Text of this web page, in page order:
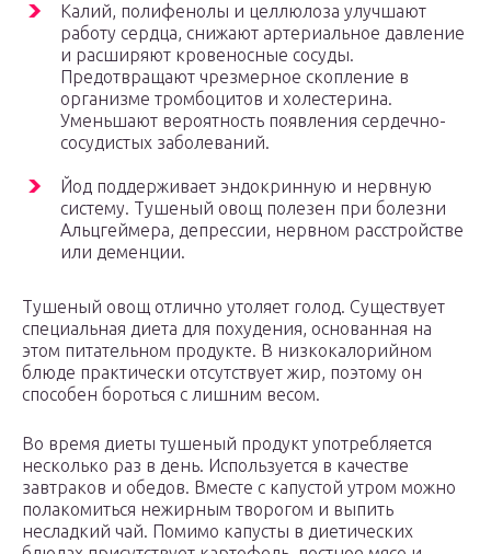
Калий, полифенолы и целлюлоза улучшают
работу сердца, снижают артериальное давление
и расширяют кровеносные сосуды.
Предотвращают чрезмерное скопление в
организме тромбоцитов и холестерина.
Уменьшают вероятность появления сердечно-
сосудистых заболеваний.
Йод поддерживает эндокринную и нервную
систему. Тушеный овощ полезен при болезни
Альцгеймера, депрессии, нервном расстройстве
или деменции.
Тушеный овощ отлично утоляет голод. Существует
специальная диета для похудения, основанная на
этом питательном продукте. В низкокалорийном
блюде практически отсутствует жир, поэтому он
способен бороться с лишним весом.
Во время диеты тушеный продукт употребляется
несколько раз в день. Используется в качестве
завтраков и обедов. Вместе с капустой утром можно
полакомиться нежирным творогом и выпить
несладкий чай. Помимо капусты в диетических